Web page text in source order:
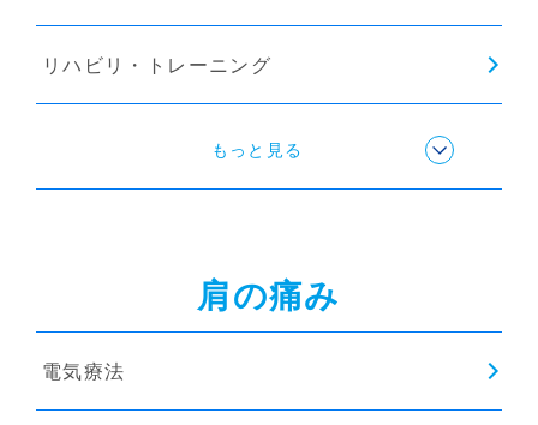
リハビリ・トレーニング
インソール
もっと見る
肩の痛み
電気療法